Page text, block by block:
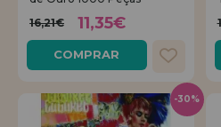
16,21€
11,35€
COMPRAR
-30%